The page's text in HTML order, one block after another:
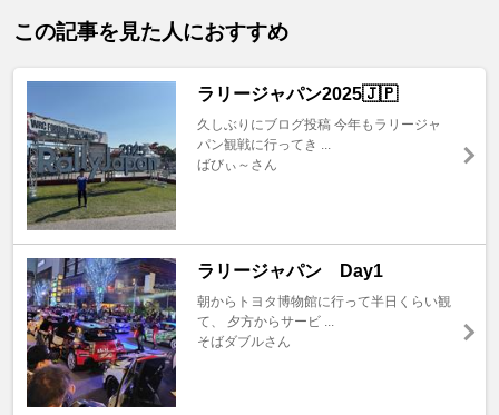
この記事を見た人におすすめ
ラリージャパン2025🇯🇵
久しぶりにブログ投稿 今年もラリージャ
パン観戦に行ってき ...
ばびぃ～さん
ラリージャパン Day1
朝からトヨタ博物館に行って半日くらい観
て、 夕方からサービ ...
そばダブルさん